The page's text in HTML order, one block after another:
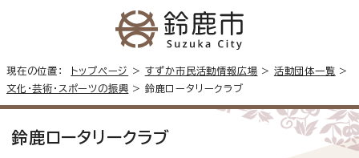
現在の位置： トップページ > すずか市民活動情報広場 > 活動団体一覧 >
文化・芸術・スポーツの振興 > 鈴鹿ロータリークラブ
鈴鹿ロータリークラブ